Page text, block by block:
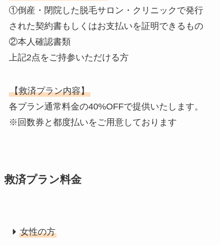
①倒産・閉院した脱毛サロン・クリニックで発行
された契約書もしくはお支払いを証明できるもの
②本人確認書類
上記2点をご持参いただける方
【救済プラン内容】
各プラン通常料金の40%OFFで提供いたします。
※回数券と都度払いをご用意しております
救済プラン料金
女性の方